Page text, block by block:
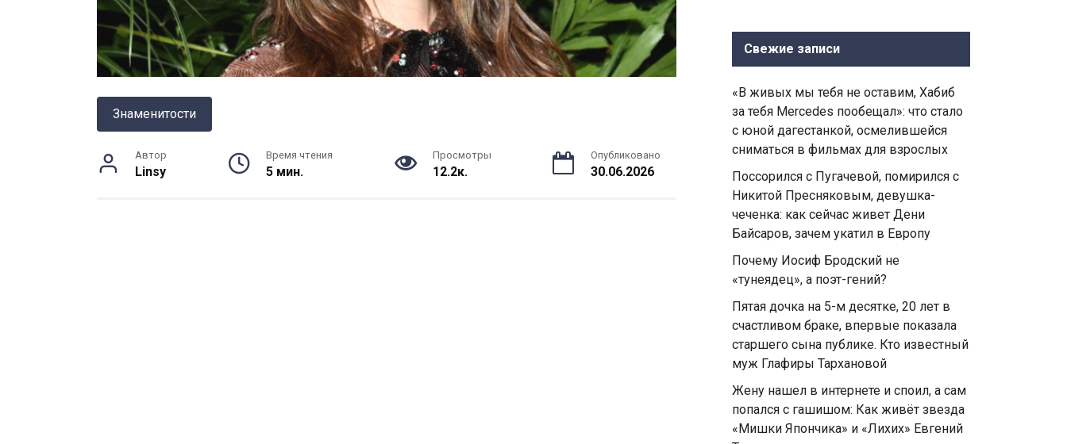
Знаменитости
Автор
Linsy
Время чтения
5 мин.
Просмотры
12.2к.
Опубликовано
30.06.2026
Свежие записи
«В живых мы тебя не оставим, Хабиб
за тебя Mercedes пообещал»: что стало
с юной дагестанкой, осмелившейся
сниматься в фильмах для взрослых
Поссорился с Пугачевой, помирился с
Никитой Пресняковым, девушка-
чеченка: как сейчас живет Дени
Байсаров, зачем укатил в Европу
Почему Иосиф Бродский не
«тунеядец», а поэт-гений?
Пятая дочка на 5-м десятке, 20 лет в
счастливом браке, впервые показала
старшего сына публике. Кто известный
муж Глафиры Тархановой
Жену нашел в интернете и споил, а сам
попался с гaшишoм: Как живёт звезда
«Мишки Япончика» и «Лихих» Евгений